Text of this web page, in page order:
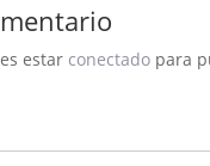
estar conectadopara